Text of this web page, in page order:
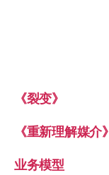
《裂变》
《重新理解媒介》
业务模型